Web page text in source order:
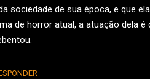
sociedade de sua época, e que
de horror atual, a atuação dela é